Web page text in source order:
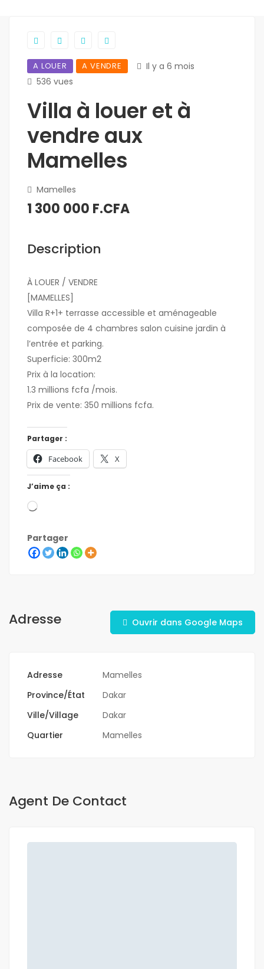
A LOUER A VENDRE
Il y a 6 mois
536 vues
Villa à louer et à
vendre aux
Mamelles
Mamelles
1 300 000 F.CFA
Description
À LOUER / VENDRE
[MAMELLES]
Villa R+1+ terrasse accessible et aménageable
composée de 4 chambres salon cuisine jardin à
l’entrée et parking.
Superficie: 300m2
Prix à la location:
1.3 millions fcfa /mois.
Prix de vente: 350 millions fcfa.
Partager :
Facebook X
J’aime ça :
Partager
Adresse Ouvrir dans Google Maps
Adresse
Mamelles
Province/État
Dakar
Ville/Village
Dakar
Quartier
Mamelles
Agent De Contact